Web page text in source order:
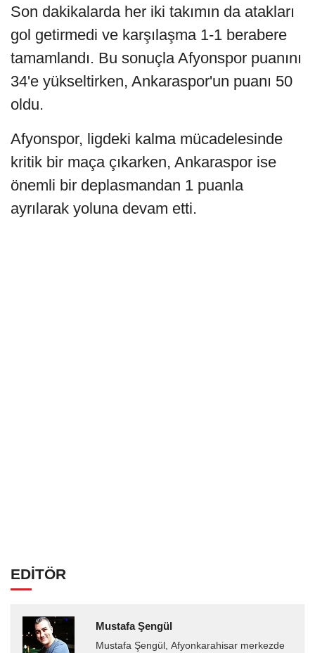
Son dakikalarda her iki takımın da atakları
gol getirmedi ve karşılaşma 1-1 berabere
tamamlandı. Bu sonuçla Afyonspor puanını
34'e yükseltirken, Ankaraspor'un puanı 50
oldu.
Afyonspor, ligdeki kalma mücadelesinde
kritik bir maça çıkarken, Ankaraspor ise
önemli bir deplasmandan 1 puanla
ayrılarak yoluna devam etti.
EDİTÖR
Mustafa Şengül
Mustafa Şengül, Afyonkarahisar merkezde